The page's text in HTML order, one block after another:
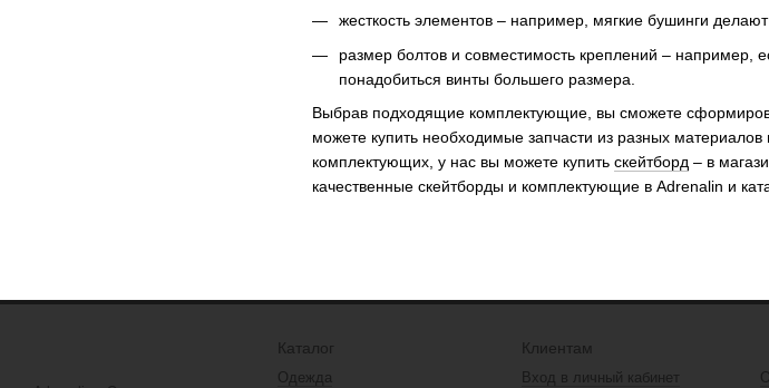
жесткость элементов – например, мягкие бушинги
размер болтов и совместимость креплений – например,
понадобиться винты большего размера.
Выбрав подходящие комплектующие, вы сможете
можете купить необходимые запчасти из разных
комплектующих, у нас вы можете купить скейтборд – в
качественные скейтборды и комплектующие в Adrenalin и
Каталог
Одежда
Клиентам
Вход в личный кабинет